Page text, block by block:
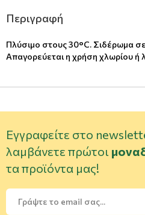
Περιγραφή
Πλύσιμο στους 30°C. Σιδέρωμα
Απαγορεύεται η χρήση χλωρίου ή
Εγγραφείτε στο
λαμβάνετε πρώτοι
τα προϊόντα μας!